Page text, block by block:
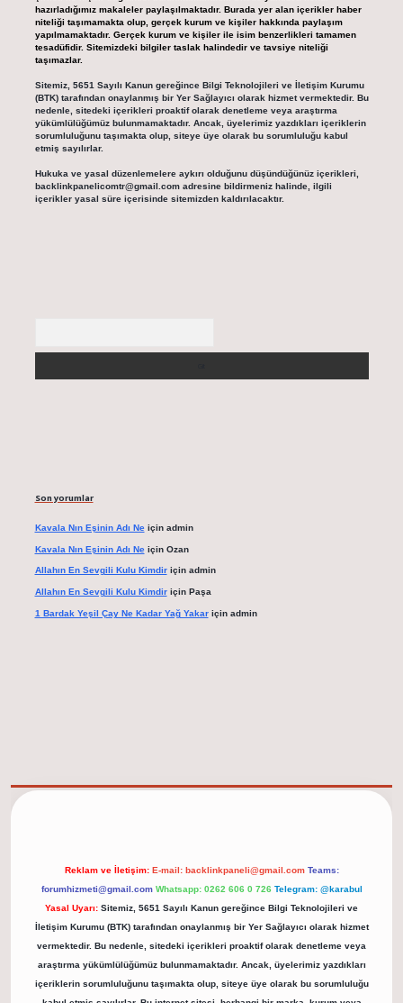
hazırladığımız makaleler paylaşılmaktadır. Burada yer alan içerikler haber
niteliği taşımamakta olup, gerçek kurum ve kişiler hakkında paylaşım
yapılmamaktadır. Gerçek kurum ve kişiler ile isim benzerlikleri tamamen
tesadüfidir. Sitemizdeki bilgiler taslak halindedir ve tavsiye niteliği
taşımazlar.
Sitemiz, 5651 Sayılı Kanun gereğince Bilgi Teknolojileri ve İletişim Kurumu
(BTK) tarafından onaylanmış bir Yer Sağlayıcı olarak hizmet vermektedir. Bu
nedenle, sitedeki içerikleri proaktif olarak denetleme veya araştırma
yükümlülüğümüz bulunmamaktadır. Ancak, üyelerimiz yazdıkları içeriklerin
sorumluluğunu taşımakta olup, siteye üye olarak bu sorumluluğu kabul
etmiş sayılırlar.
Hukuka ve yasal düzenlemelere aykırı olduğunu düşündüğünüz içerikleri,
backlinkpanelicomtr@gmail.comadresine bildirmeniz halinde, ilgili
içerikler yasal süre içerisinde sitemizden kaldırılacaktır.
Son yorumlar
Kavala Nın Eşinin Adı Neiçin admin
Kavala Nın Eşinin Adı Neiçin Ozan
Allahın En Sevgili Kulu Kimdiriçin admin
Allahın En Sevgili Kulu Kimdiriçin Paşa
1 Bardak Yeşil Çay Ne Kadar Yağ Yakariçin admin
Reklam ve İletişim: E-mail: backlinkpaneli@gmail.com Teams:
forumhizmeti@gmail.com Whatsapp: 0262 606 0 726 Telegram: @karabul
Yasal Uyarı: Sitemiz, 5651 Sayılı Kanun gereğince Bilgi Teknolojileri ve
İletişim Kurumu (BTK) tarafından onaylanmış bir Yer Sağlayıcı olarak hizmet
vermektedir. Bu nedenle, sitedeki içerikleri proaktif olarak denetleme veya
araştırma yükümlülüğümüz bulunmamaktadır. Ancak, üyelerimiz yazdıkları
içeriklerin sorumluluğunu taşımakta olup, siteye üye olarak bu sorumluluğu